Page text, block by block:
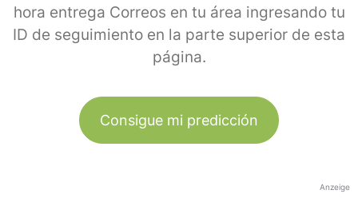
hora entrega Correos en tu área ingresando tu
ID de seguimiento en la parte superior de esta
página.
Consigue mi predicción
Anzeige